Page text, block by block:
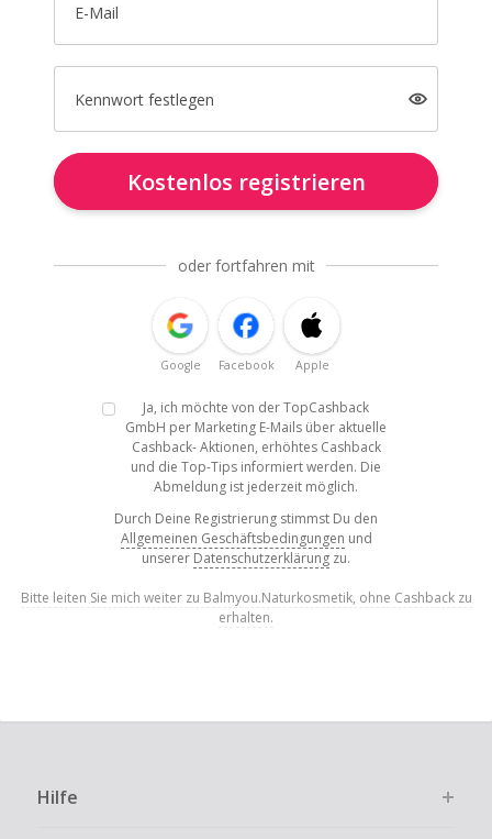
E-Mail
Kennwort festlegen
Kostenlos registrieren
oder fortfahren mit
Google Facebook Apple
Ja, ich möchte von der TopCashback
GmbH per Marketing E-Mails über aktuelle
Cashback- Aktionen, erhöhtes Cashback
und die Top-Tips informiert werden. Die
Abmeldung ist jederzeit möglich.
Durch Deine Registrierung stimmst Du den
Allgemeinen Geschäftsbedingungen und
unserer Datenschutzerklärung zu.
Bitte leiten Sie mich weiter zu Balmyou.Naturkosmetik, ohne Cashback zu
erhalten.
Hilfe